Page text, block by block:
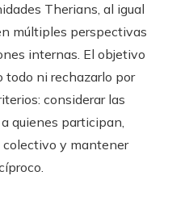
Therians, al igual
múltiples perspectivas
internas. El objetivo
todo ni rechazarlo por
considerar las
quienes participan,
y mantener